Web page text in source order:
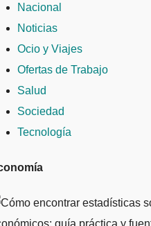
Nacional
Noticias
Ocio y Viajes
Ofertas de Trabajo
Salud
Sociedad
Tecnología